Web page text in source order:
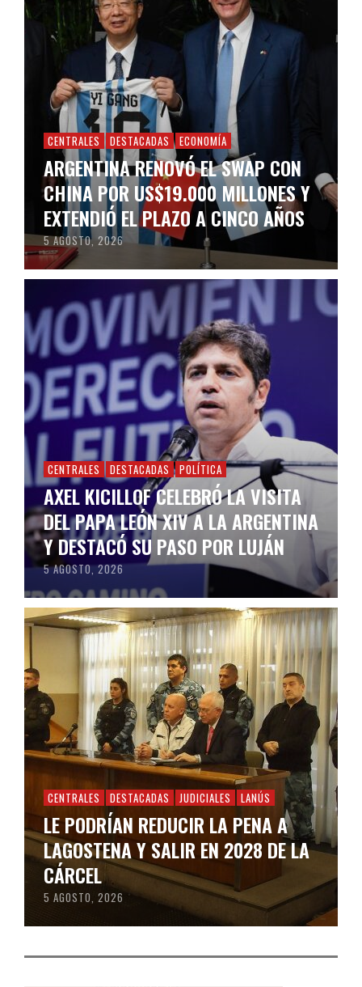
CENTRALES DESTACADAS ECONOMÍA
ARGENTINA RENOVÓ EL SWAP CON
CHINA POR US$19.000 MILLONES Y
EXTENDIÓ EL PLAZO A CINCO AÑOS
5 AGOSTO, 2026
CENTRALES DESTACADAS POLÍTICA
AXEL KICILLOF CELEBRÓ LA VISITA
DEL PAPA LEÓN XIV A LA ARGENTINA
Y DESTACÓ SU PASO POR LUJÁN
5 AGOSTO, 2026
CENTRALES DESTACADAS JUDICIALES LANÚS
LE PODRÍAN REDUCIR LA PENA A
LAGOSTENA Y SALIR EN 2028 DE LA
CÁRCEL
5 AGOSTO, 2026